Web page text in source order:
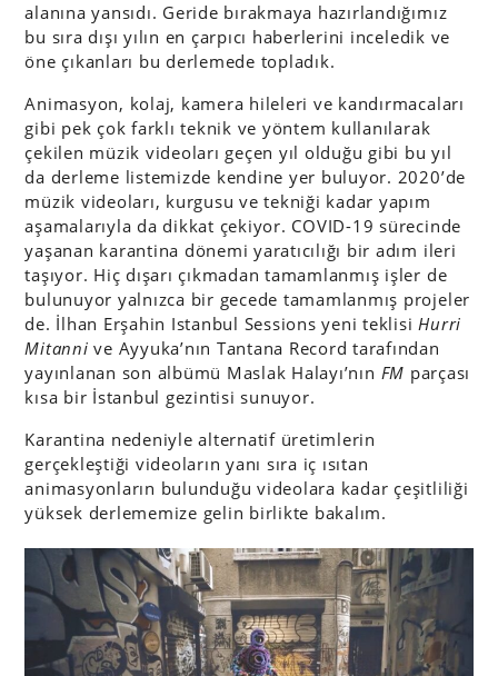
alanına yansıdı. Geride bırakmaya hazırlandığımız
bu sıra dışı yılın en çarpıcı haberlerini inceledik ve
öne çıkanları bu derlemede topladık.
Animasyon, kolaj, kamera hileleri ve kandırmacaları
gibi pek çok farklı teknik ve yöntem kullanılarak
çekilen müzik videoları geçen yıl olduğu gibi bu yıl
da derleme listemizde kendine yer buluyor. 2020’de
müzik videoları, kurgusu ve tekniği kadar yapım
aşamalarıyla da dikkat çekiyor. COVID-19 sürecinde
yaşanan karantina dönemi yaratıcılığı bir adım ileri
taşıyor. Hiç dışarı çıkmadan tamamlanmış işler de
bulunuyor yalnızca bir gecede tamamlanmış projeler
de. İlhan Erşahin Istanbul Sessions yeni teklisiHurri
Mitanni ve Ayyuka’nın Tantana Record tarafından
yayınlanan son albümü Maslak Halayı’nın FM parçası
kısa bir İstanbul gezintisi sunuyor.
Karantina nedeniyle alternatif üretimlerin
gerçekleştiği videoların yanı sıra iç ısıtan
animasyonların bulunduğu videolara kadar çeşitliliği
yüksek derlememize gelin birlikte bakalım.